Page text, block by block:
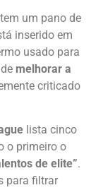
um pano de
inserido em
usado para
melhorar a
criticado
lista cinco
o primeiro o
de elite”.
para filtrar